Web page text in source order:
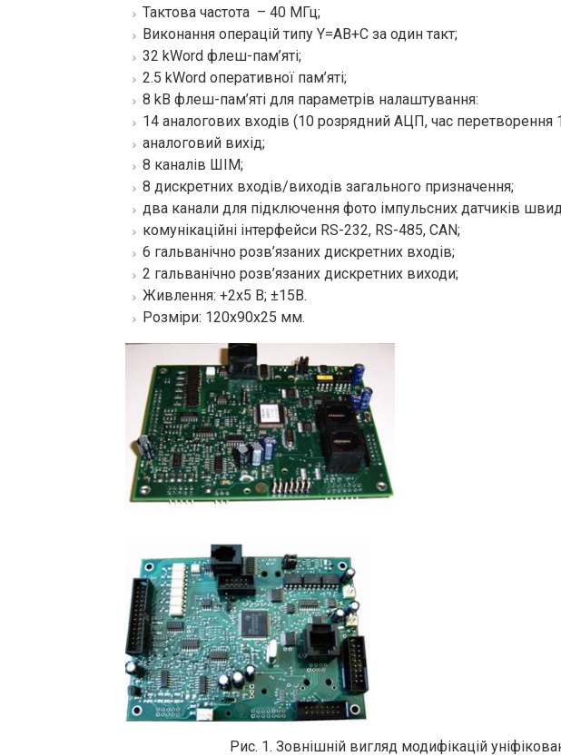
Тактова частота – 40 МГц;
Виконання операцій типу Y=AB+C за один такт;
32 kWord флеш-пам’яті;
2.5 kWord оперативної пам’яті;
8 kB флеш-пам’яті для параметрів налаштування:
14 аналогових входів (10 розрядний АЦП, час перетворення
аналоговий вихід;
8 каналів ШІМ;
8 дискретних входів/виходів загального призначення;
два канали для підключення фото імпульсних датчиків
комунікаційні інтерфейси RS-232, RS-485, CAN;
6 гальванічно розв’язаних дискретних входів;
2 гальванічно розв’язаних дискретних виходи;
Живлення: +2х5 В; ±15В.
Розміри: 120х90х25 мм.
Рис. 1. Зовнішній вигляд модифікацій